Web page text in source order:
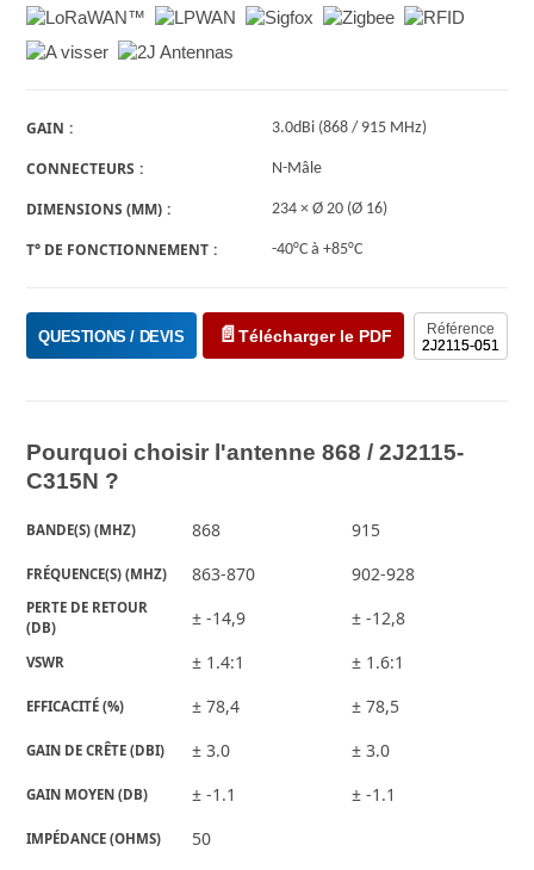
GAIN 3.0dBi (868 / 915 MHz)
CONNECTEURS N-Mâle
DIMENSIONS (MM) 234 × Ø 20 (Ø 16)
T° DE FONCTIONNEMENT -40°C à +85°C
Référence
2J2115-051
QUESTIONS / DEVIS Télécharger le PDF
Pourquoi choisir l'antenne 868 / 2J2115-
C315N ?
BANDE(S) (MHZ) 868 915
FRÉQUENCE(S) (MHZ) 863-870 902-928
PERTE DE RETOUR
(DB)
± -14,9 ± -12,8
VSWR ± 1.4:1 ± 1.6:1
EFFICACITÉ (%) ± 78,4 ± 78,5
GAIN DE CRÊTE (DBI) ± 3.0 ± 3.0
GAIN MOYEN (DB) ± -1.1 ± -1.1
IMPÉDANCE (OHMS) 50